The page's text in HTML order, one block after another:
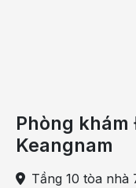
Người bệnh được
với từng vùng
sống thắt lưng,
Phòng
Keangnam
Tầng 10 tòa nhà